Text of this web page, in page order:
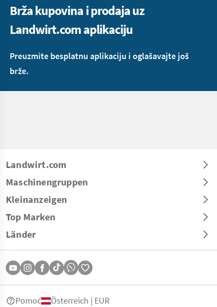
Brža kupovina i prodaja uz
Landwirt.com aplikaciju
Preuzmite besplatnu aplikaciju i oglašavajte još
brže.
Landwirt.com
Maschinengruppen
Kleinanzeigen
Top Marken
Länder
Pomoć Österreich | EUR